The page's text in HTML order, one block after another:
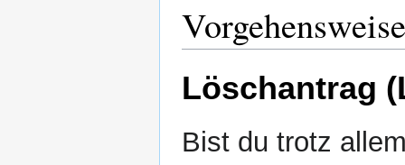
Vorgehensweise
Löschantrag
Bist du trotz